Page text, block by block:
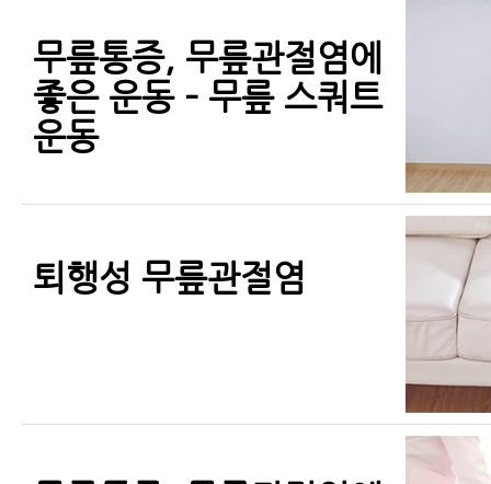
무릎통증, 무릎관절염에
좋은 운동 – 무릎 스쿼트
운동
퇴행성 무릎관절염